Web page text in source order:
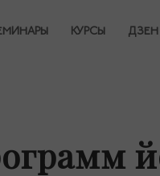
КУРСЫ ДЗЕН